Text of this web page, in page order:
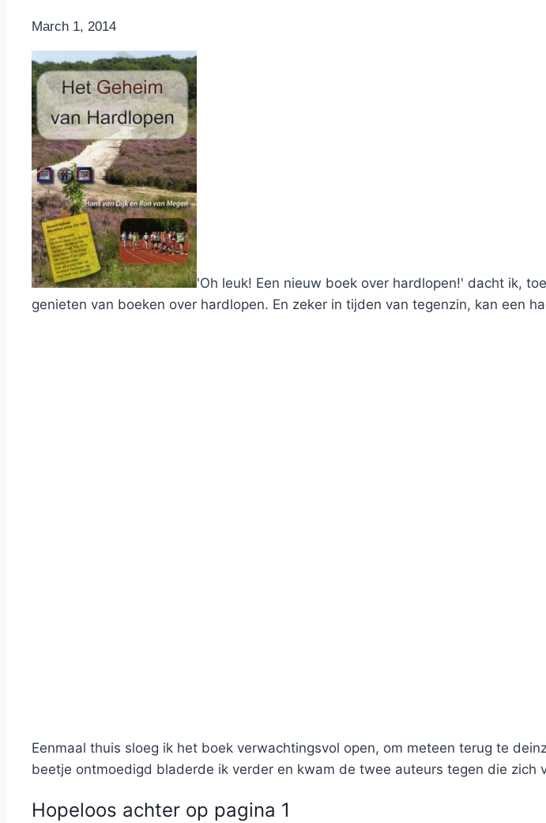
ByNicole
March 1, 2014
'Oh leuk! Een nieuw boek over hardlopen!' dacht ik,
genieten van boeken over hardlopen. En zeker in tijden van tegenzin, kan een
Eenmaal thuis sloeg ik het boek verwachtingsvol open, om meteen terug te
beetje ontmoedigd bladerde ik verder en kwam de twee auteurs tegen die zich
Hopeloos achter op pagina 1